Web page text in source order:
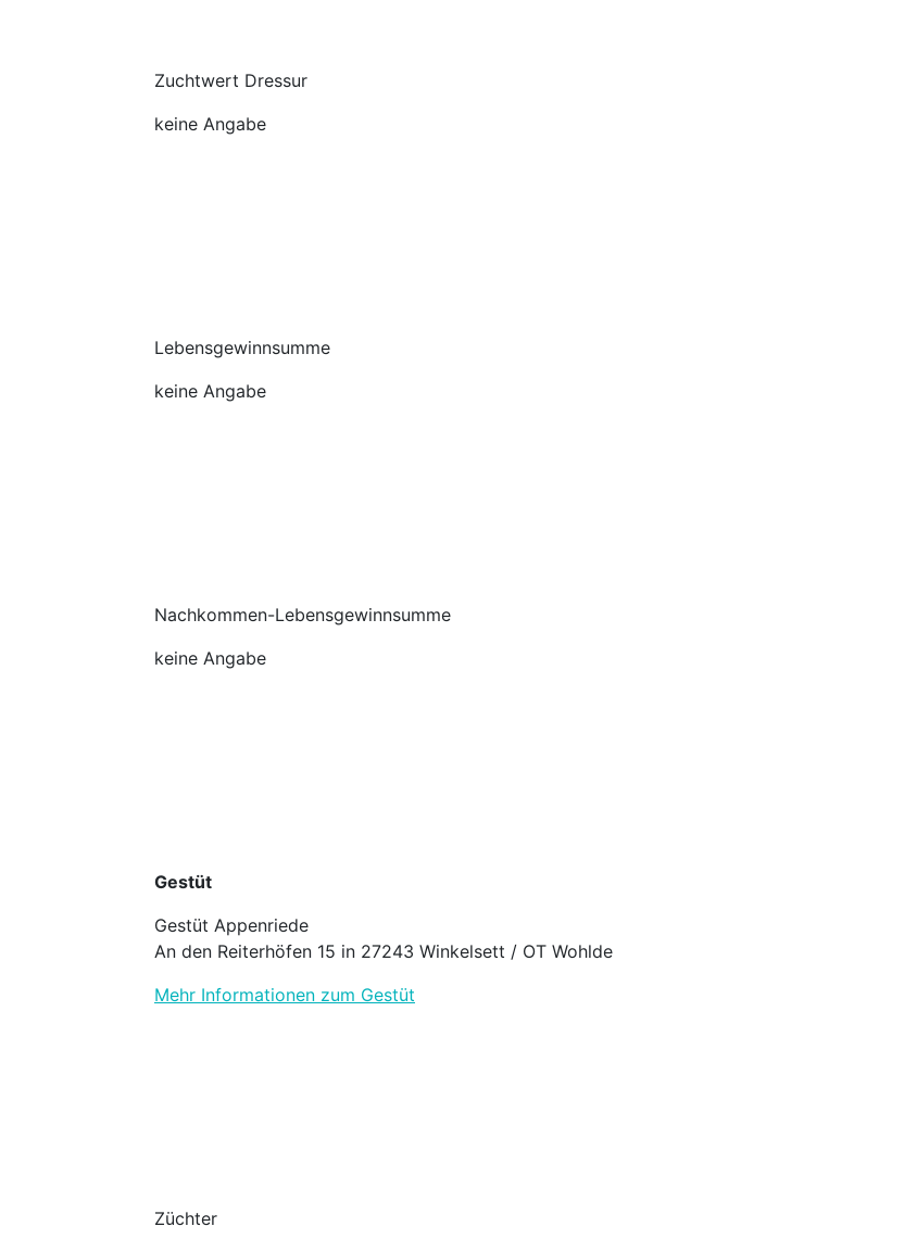
Zuchtwert Dressur
keine Angabe
Lebensgewinnsumme
keine Angabe
Nachkommen-Lebensgewinnsumme
keine Angabe
Gestüt
Gestüt Appenriede
An den Reiterhöfen 15 in 27243 Winkelsett / OT Wohlde
Mehr Informationen zum Gestüt
Züchter